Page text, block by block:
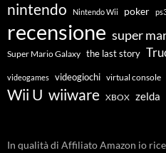
nintendo Nintendo Wii poker
recensione super
Super Mario Galaxy the last story
videogames videogiochi virtual console
Wii U wiiware XBOX zelda
In qualità di Affiliato Amazon io